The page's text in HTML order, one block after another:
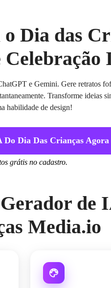
Dia das
e Gemini. Gere retratos
Transforme ideias
habilidade de design!
Do Dia Das Crianças Agora
grátis no cadastro.
de
Media.io